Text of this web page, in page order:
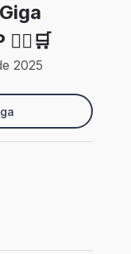
2025
SP